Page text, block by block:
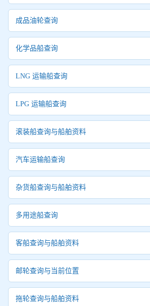
成品油轮查询
化学品船查询
LNG 运输船查询
LPG 运输船查询
滚装船查询与船舶资料
汽车运输船查询
杂货船查询与船舶资料
多用途船查询
客船查询与船舶资料
邮轮查询与当前位置
拖轮查询与船舶资料